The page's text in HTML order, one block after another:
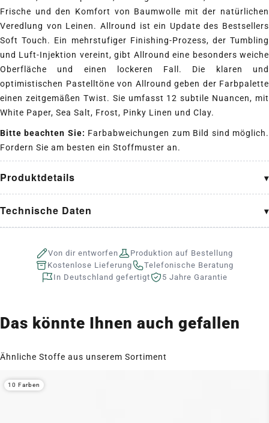
Frische und den Komfort von Baumwolle mit der natürlichen
Veredlung von Leinen. Allround ist ein Update des Bestsellers
Soft Touch. Ein mehrstufiger Finishing-Prozess, der Tumbling
und Luft-Injektion vereint, gibt Allround eine besonders weiche
Oberfläche und einen lockeren Fall. Die klaren und
optimistischen Pastelltöne von Allround geben der Farbpalette
einen zeitgemäßen Twist. Sie umfasst 12 subtile Nuancen, mit
White Paper, Sea Salt, Frost, Pinky Linen und Clay.
Bitte beachten Sie: Farbabweichungen zum Bild sind möglich.
Fordern Sie am besten ein Stoffmuster an.
Produktdetails
Technische Daten
Von dir entworfen
Produktion auf Bestellung
Kostenlose Lieferung
Telefonische Beratung
In Deutschland gefertigt
5 Jahre Garantie
Das könnte Ihnen auch gefallen
Ähnliche Stoffe aus unserem Sortiment
10 Farben